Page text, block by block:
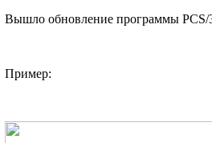
Вышло обновление программы PCS/
Пример: